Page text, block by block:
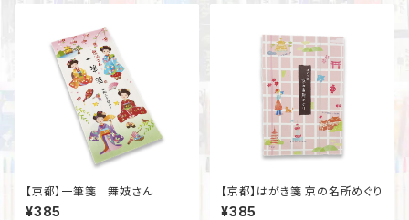
【京都】一筆箋 舞妓さん
¥385
【京都】はがき箋 京の名所めぐり
¥385